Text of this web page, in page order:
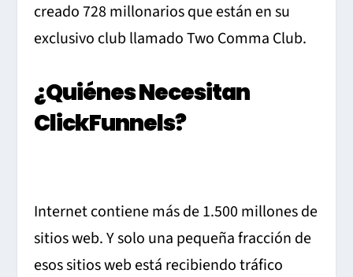
creado 728 millonarios que están en su
exclusivo club llamado Two Comma Club.
¿Quiénes Necesitan
ClickFunnels?
Internet contiene más de 1.500 millones de
sitios web. Y solo una pequeña fracción de
esos sitios web está recibiendo tráfico